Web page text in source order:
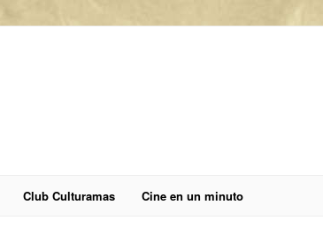
Club Culturamas Cine en un minuto